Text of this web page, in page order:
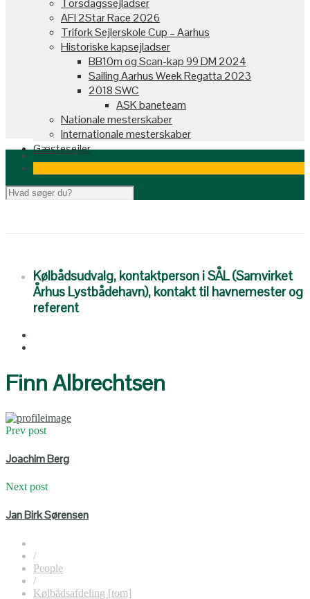
Torsdagssejladser
AFI 2Star Race 2026
Trifork Sejlerskole Cup – Aarhus
Historiske kapsejladser
BB10m og Scan-kap 99 DM 2024
Sailing Aarhus Week Regatta 2023
2018 SWC
ASK baneteam
Nationale mesterskaber
Internationale mesterskaber
Gæstesejler
Kølbådsudvalg, kontaktperson i SÅL (Samvirket
Århus Lystbådehavn), kontakt til havnemester og
referent
Finn Albrechtsen
Prev post
Joachim Berg
Next post
Jan Birk Sørensen
/
People
/
Kølbådsafdeling [tom]